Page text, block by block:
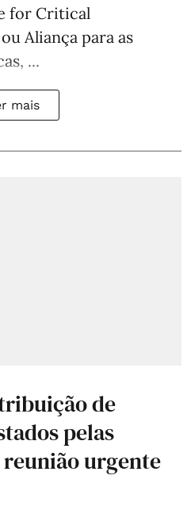
for Critical
Aliança para as
...
mais
de
pelas
reunião urgente